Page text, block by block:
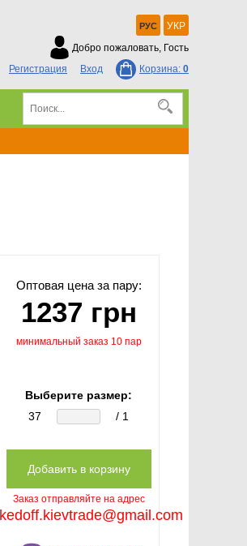
РУС
УКР
Добро пожаловать, Гость
Регистрация
Вход Корзина: 0
Оптовая цена за пару:
1237 грн
минимальный заказ 10 пар
Выберите размер:
37
/ 1
Заказ отправляйте на адрес
kedoff.kievtrade@gmail.com